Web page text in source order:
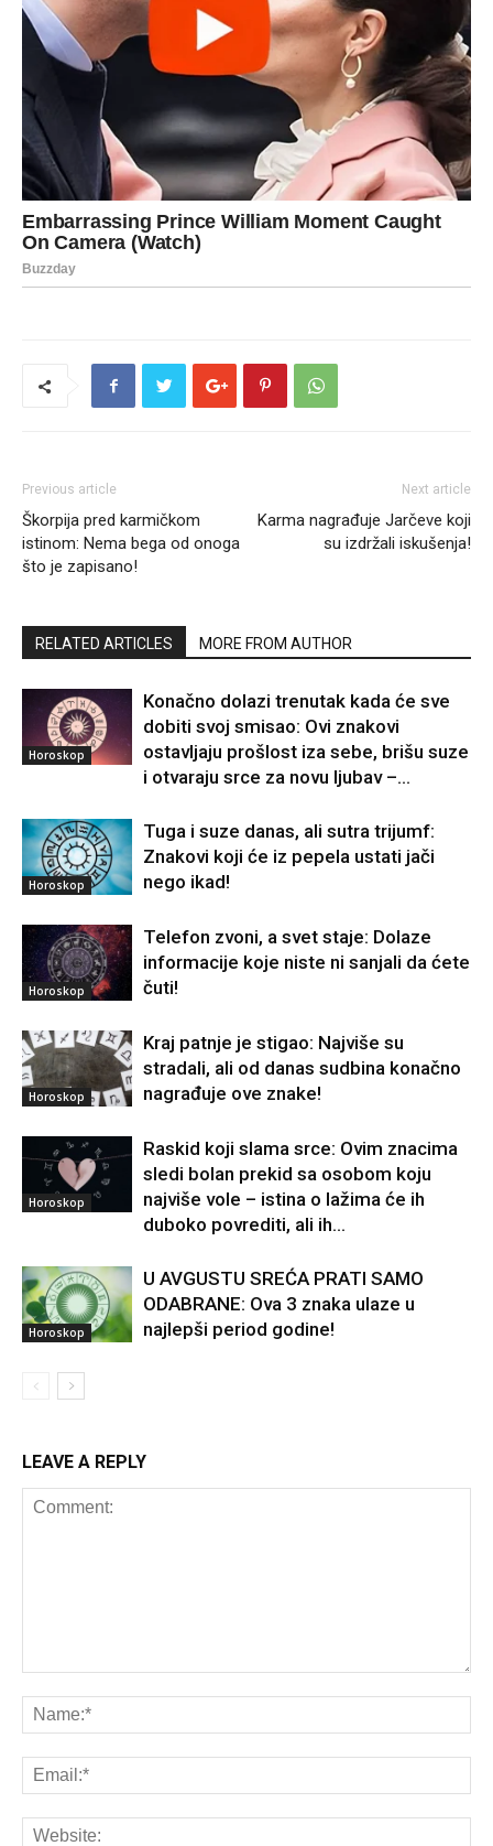
Previous article
Škorpija pred karmičkom
istinom: Nema bega od onoga
što je zapisano!
Next article
Karma nagrađuje Jarčeve koji
su izdržali iskušenja!
RELATED ARTICLES MORE FROM AUTHOR
Horoskop
Konačno dolazi trenutak kada će sve
dobiti svoj smisao: Ovi znakovi
ostavljaju prošlost iza sebe, brišu suze
i otvaraju srce za novu ljubav –...
Horoskop
Tuga i suze danas, ali sutra trijumf:
Znakovi koji će iz pepela ustati jači
nego ikad!
Horoskop
Telefon zvoni, a svet staje: Dolaze
informacije koje niste ni sanjali da ćete
čuti!
Horoskop
Kraj patnje je stigao: Najviše su
stradali, ali od danas sudbina konačno
nagrađuje ove znake!
Horoskop
Raskid koji slama srce: Ovim znacima
sledi bolan prekid sa osobom koju
najviše vole – istina o lažima će ih
duboko povrediti, ali ih...
Horoskop
U AVGUSTU SREĆA PRATI SAMO
ODABRANE: Ova 3 znaka ulaze u
najlepši period godine!
LEAVE A REPLY